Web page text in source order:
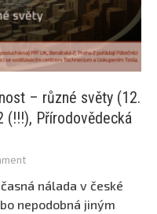
– různé světy (12.
(!!!), Přírodovědecká
nálada v české
nepodobná jiným